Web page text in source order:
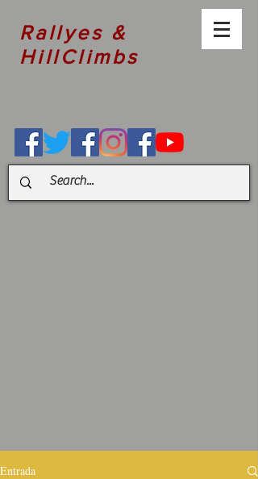
Rallyes &
HillClimbs
Entrada